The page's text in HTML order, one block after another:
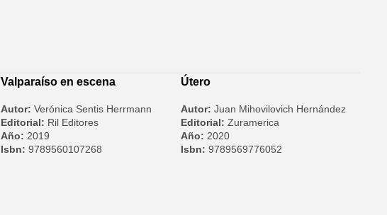
Valparaíso en escena
Autor: Verónica Sentis Herrmann
Editorial: Ril Editores
Año: 2019
Isbn: 9789560107268
Útero
Autor: Juan Mihovilovich Hernández
Editorial: Zuramerica
Año: 2020
Isbn: 9789569776052